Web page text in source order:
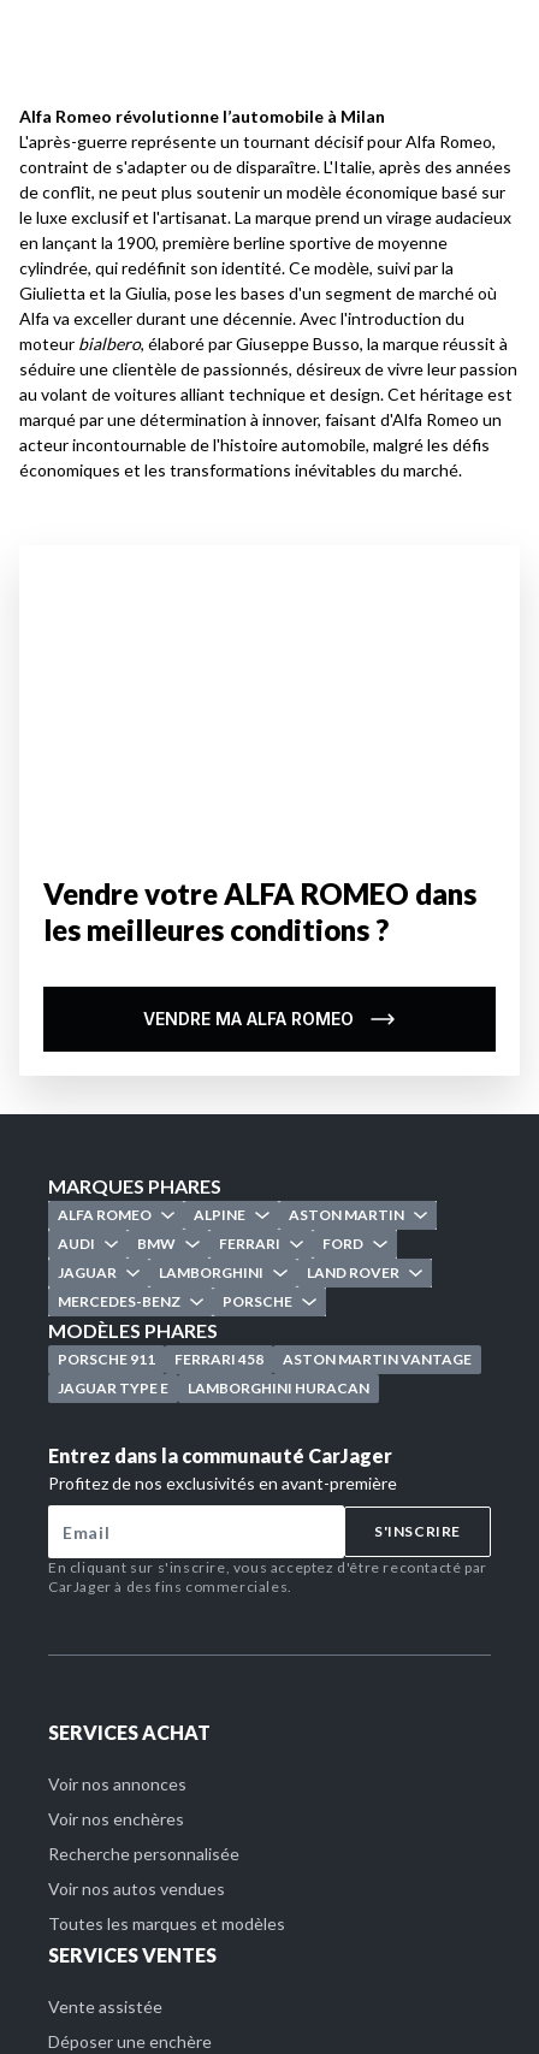
Alfa Romeo révolutionne l’automobile à Milan
L'après-guerre représente un tournant décisif pour Alfa Romeo,
contraint de s'adapter ou de disparaître. L'Italie, après des années
de conflit, ne peut plus soutenir un modèle économique basé sur
le luxe exclusif et l'artisanat. La marque prend un virage audacieux
en lançant la 1900, première berline sportive de moyenne
cylindrée, qui redéfinit son identité. Ce modèle, suivi par la
Giulietta et la Giulia, pose les bases d'un segment de marché où
Alfa va exceller durant une décennie. Avec l'introduction du
moteur bialbero, élaboré par Giuseppe Busso, la marque réussit à
séduire une clientèle de passionnés, désireux de vivre leur passion
au volant de voitures alliant technique et design. Cet héritage est
marqué par une détermination à innover, faisant d'Alfa Romeo un
acteur incontournable de l'histoire automobile, malgré les défis
économiques et les transformations inévitables du marché.
Vendre votre ALFA ROMEO dans
les meilleures conditions ?
VENDRE MA ALFA ROMEO
MARQUES PHARES
ALFA ROMEO ALPINE
ASTON MARTIN
AUDI
BMW FERRARI
FORD
JAGUAR
LAMBORGHINI
LAND ROVER
MERCEDES-BENZ
PORSCHE
MODÈLES PHARES
PORSCHE 911 FERRARI 458
ASTON MARTIN VANTAGE
JAGUAR TYPE E
LAMBORGHINI HURACAN
Entrez dans la communauté CarJager
Profitez de nos exclusivités en avant-première
S'INSCRIRE
En cliquant sur s'inscrire, vous acceptez d'être recontacté par
CarJager à des fins commerciales.
SERVICES ACHAT
Voir nos annonces
Voir nos enchères
Recherche personnalisée
Voir nos autos vendues
Toutes les marques et modèles
SERVICES VENTES
Vente assistée
Déposer une enchère